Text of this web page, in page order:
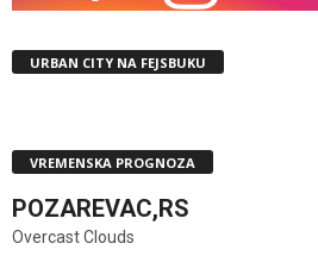
URBAN CITY NA FEJSBUKU
VREMENSKA PROGNOZA
POZAREVAC,RS
Overcast Clouds